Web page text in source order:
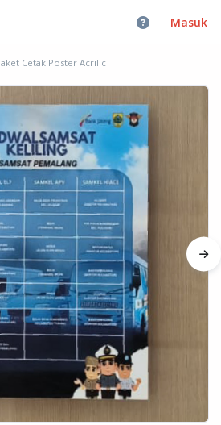
Masuk
Cetak Poster Acrilic